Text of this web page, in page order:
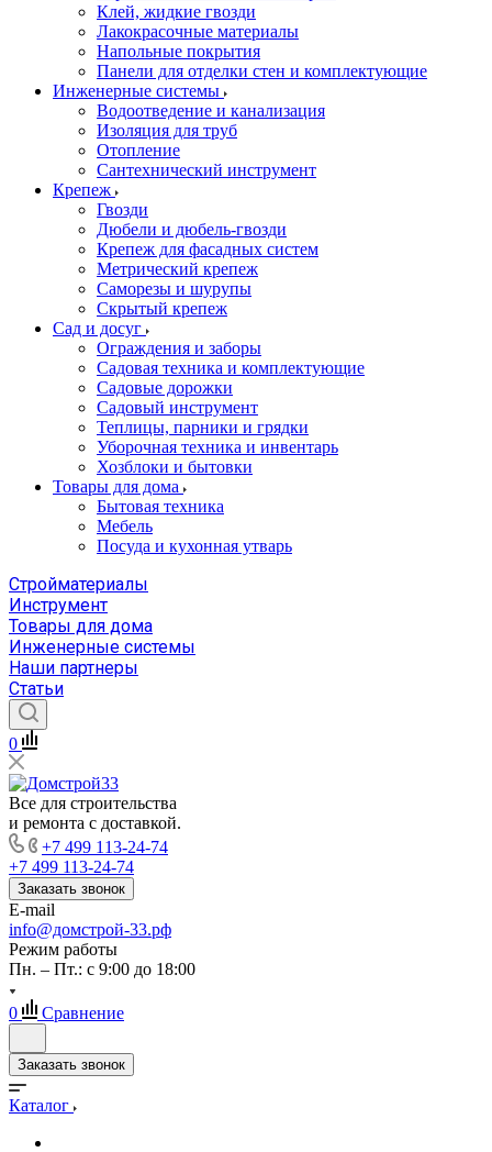
Клей, жидкие гвозди
Лакокрасочные материалы
Напольные покрытия
Панели для отделки стен и комплектующие
Инженерные системы
Водоотведение и канализация
Изоляция для труб
Отопление
Сантехнический инструмент
Крепеж
Гвозди
Дюбели и дюбель-гвозди
Крепеж для фасадных систем
Метрический крепеж
Саморезы и шурупы
Скрытый крепеж
Сад и досуг
Ограждения и заборы
Садовая техника и комплектующие
Садовые дорожки
Садовый инструмент
Теплицы, парники и грядки
Уборочная техника и инвентарь
Хозблоки и бытовки
Товары для дома
Бытовая техника
Мебель
Посуда и кухонная утварь
Стройматериалы
Инструмент
Товары для дома
Инженерные системы
Наши партнеры
Статьи
0
Все для строительства
и ремонта с доставкой.
+7 499 113-24-74
+7 499 113-24-74
Заказать звонок
E-mail
info@домстрой-33.рф
Режим работы
Пн. – Пт.: с 9:00 до 18:00
0 Сравнение
Заказать звонок
Каталог